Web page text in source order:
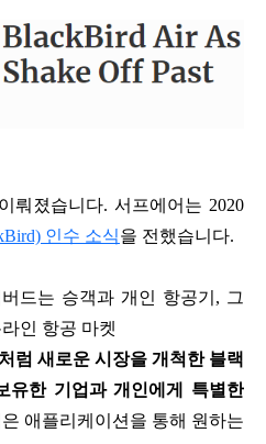
뤄졌습니다. 서프에어는 2020
인수 소식을 전했습니다.
드는 승객과 개인 항공기, 그
인 항공 마켓
럼 새로운 시장을 개척한 블랙
유한 기업과 개인에게 특별한
애플리케이션을 통해 원하는